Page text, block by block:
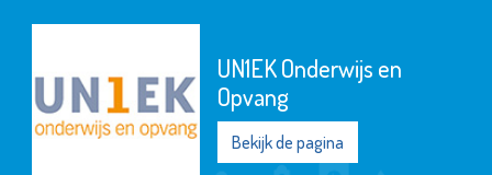
UN1EK Onderwijs en
Opvang
Bekijk de pagina